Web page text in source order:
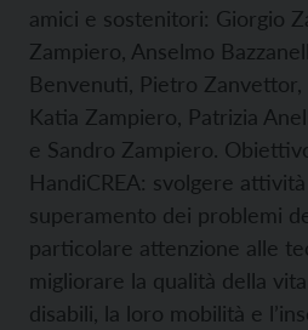
amici e sostenitori: Giorgio
Zampiero, Anselmo
Benvenuti, Pietro Zanvettor,
Katia Zampiero, Patrizia
e Sandro Zampiero.
HandiCREA: svolgere
superamento dei problemi
particolare attenzione alle
migliorare la qualità della
disabili, la loro mobilità e